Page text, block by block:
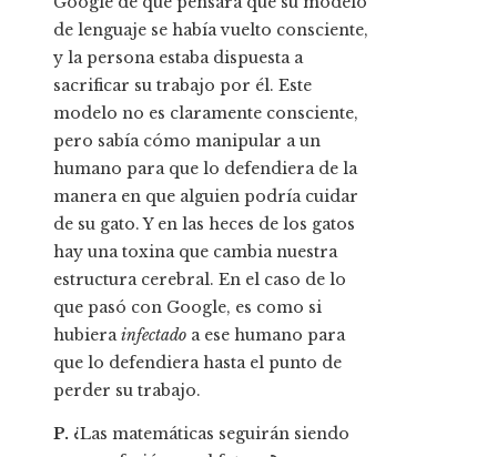
de lenguaje se había vuelto consciente,
y la persona estaba dispuesta a
sacrificar su trabajo por él. Este
modelo no es claramente consciente,
pero sabía cómo manipular a un
humano para que lo defendiera de la
manera en que alguien podría cuidar
de su gato. Y en las heces de los gatos
hay una toxina que cambia nuestra
estructura cerebral. En el caso de lo
que pasó con Google, es como si
hubierainfectado a ese humano para
que lo defendiera hasta el punto de
perder su trabajo.
P. ¿Las matemáticas seguirán siendo